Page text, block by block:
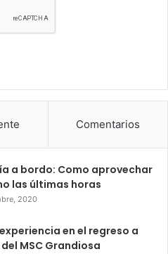
Comentarios
a bordo: Como aprovechar
las últimas horas
2020
en el regreso a
MSC Grandiosa